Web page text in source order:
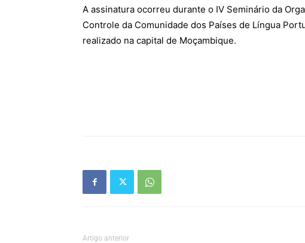
A assinatura ocorreu durante o IV Seminário da
Controle da Comunidade dos Países de Língua
realizado na capital de Moçambique.
Artigo anterior